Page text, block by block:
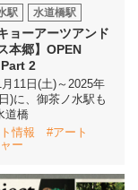
駅 水道橋駅
ョーアーツアンド
本郷】OPEN
2
11日(土)～2025年
)に、御茶ノ水駅も
道橋
情報
#アート
ー